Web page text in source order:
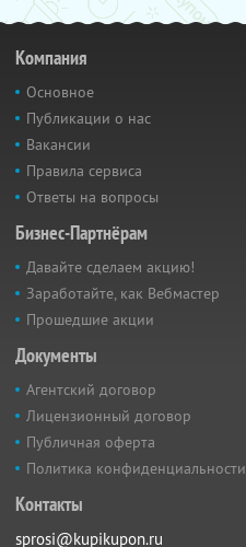
Компания
Основное
Публикации о нас
Вакансии
Правила сервиса
Ответы на вопросы
Бизнес-Партнёрам
Давайте сделаем акцию!
Заработайте, как Вебмастер
Прошедшие акции
Документы
Агентский договор
Лицензионный договор
Публичная оферта
Политика конфиденциальности
Контакты
sprosi@kupikupon.ru